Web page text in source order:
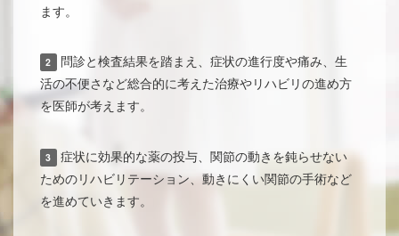
ます。
2 問診と検査結果を踏まえ、症状の進行度や痛み、生
活の不便さなど総合的に考えた治療やリハビリの進め方
を医師が考えます。
3 症状に効果的な薬の投与、関節の動きを鈍らせない
ためのリハビリテーション、動きにくい関節の手術など
を進めていきます。